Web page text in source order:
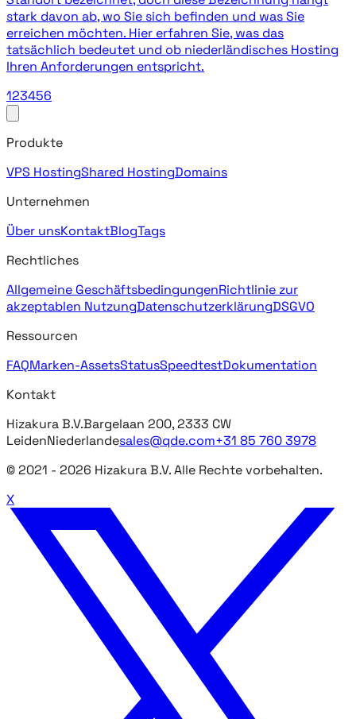
stark davon ab, wo Sie sich befinden und was Sie
erreichen möchten. Hier erfahren Sie, was das
tatsächlich bedeutet und ob niederländisches Hosting
Ihren Anforderungen entspricht.
123456
Produkte
VPS HostingShared HostingDomains
Unternehmen
Über unsKontaktBlogTags
Rechtliches
Allgemeine GeschäftsbedingungenRichtlinie zur
akzeptablen NutzungDatenschutzerklärungDSGVO
Ressourcen
FAQMarken-AssetsStatusSpeedtestDokumentation
Kontakt
Hizakura B.V.Bargelaan 200, 2333 CW
LeidenNiederlandesales@qde.com+31 85 760 3978
© 2021 - 2026 Hizakura B.V. Alle Rechte vorbehalten.
X